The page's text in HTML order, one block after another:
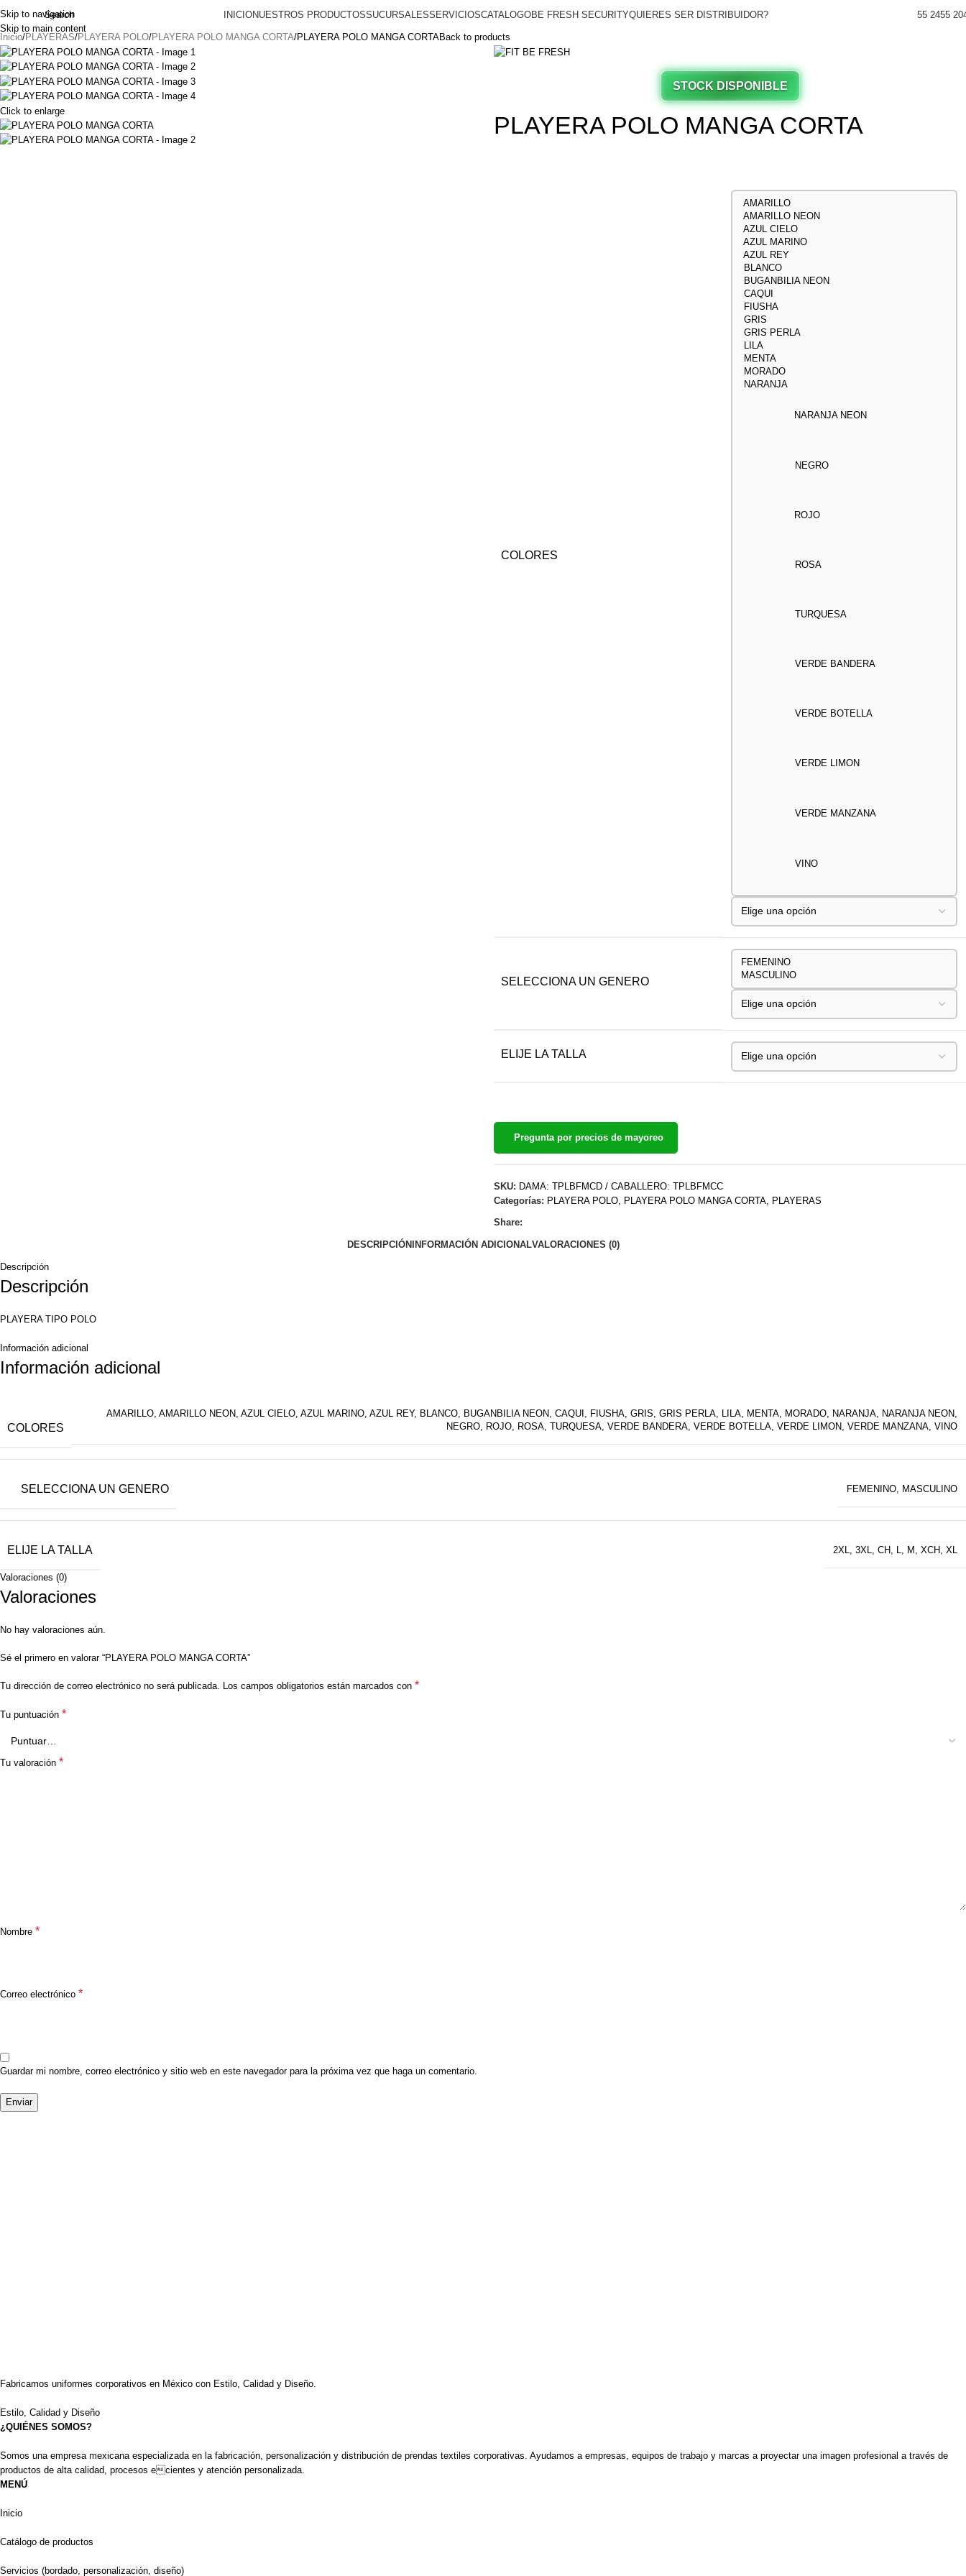
Skip to navigation
Skip to main content
Search INICIONUESTROS PRODUCTOSSUCURSALESSERVICIOSCATALOGOBE FRESH SECURITYQUIERES SER DISTRIBUIDOR? 55 2455
Inicio PLAYERAS PLAYERA POLO PLAYERA POLO MANGA CORTA PLAYERA POLO MANGA CORTABack to products
Click to enlarge
STOCK DISPONIBLE
PLAYERA POLO MANGA CORTA
COLORES
AMARILLO
AMARILLO NEON
AZUL CIELO
AZUL MARINO
AZUL REY
BLANCO
BUGANBILIA NEON
CAQUI
FIUSHA
GRIS
GRIS PERLA
LILA
MENTA
MORADO
NARANJA
NARANJA NEON
NEGRO
ROJO
ROSA
TURQUESA
VERDE BANDERA
VERDE BOTELLA
VERDE LIMON
VERDE MANZANA
VINO
SELECCIONA UN GENERO
FEMENINO
MASCULINO
ELIJE LA TALLA
Pregunta por precios de mayoreo
SKU: DAMA: TPLBFMCD / CABALLERO: TPLBFMCC
Categorías: PLAYERA POLO PLAYERA POLO MANGA CORTA PLAYERAS
Share:
DESCRIPCIÓN INFORMACIÓN ADICIONALVALORACIONES (0)
Descripción
Descripción
PLAYERA TIPO POLO
Información adicional
Información adicional
COLORES
AMARILLO, AMARILLO NEON, AZUL CIELO, AZUL MARINO, AZUL REY, BLANCO, BUGANBILIA NEON, CAQUI , FIUSHA, GRIS, GRIS PERLA, LILA, MENTA, MORADO, NARANJA, NARANJA NEON,
NEGRO, ROJO, ROSA, TURQUESA, VERDE BANDERA, VERDE BOTELLA, VERDE LIMON, VERDE MANZANA, VINO
SELECCIONA UN GENERO FEMENINO, MASCULINO
ELIJE LA TALLA 2XL, 3XL, CH, L, M , XCH, XL
Valoraciones (0)
Valoraciones
No hay valoraciones aún.
Sé el primero en valorar “PLAYERA POLO MANGA CORTA”
Tu dirección de correo electrónico no será publicada. Los campos obligatorios están marcados con *
Tu puntuación *
Tu valoración *
Nombre *
Correo electrónico *
Guardar mi nombre, correo electrónico y sitio web en este navegador para la próxima vez que haga un comentario.
Fabricamos uniformes corporativos en México con Estilo, Calidad y Diseño.
Estilo, Calidad y Diseño
¿QUIÉNES SOMOS?
Somos una empresa mexicana especializada en la fabricación, personalización y distribución de prendas textiles corporativas. Ayudamos a empresas, equipos de trabajo y marcas a proyectar una imagen profesional a través de
productos de alta calidad, procesos ecientes y atención personalizada.
MENÚ
Inicio
Catálogo de productos
Servicios (bordado, personalización, diseño)